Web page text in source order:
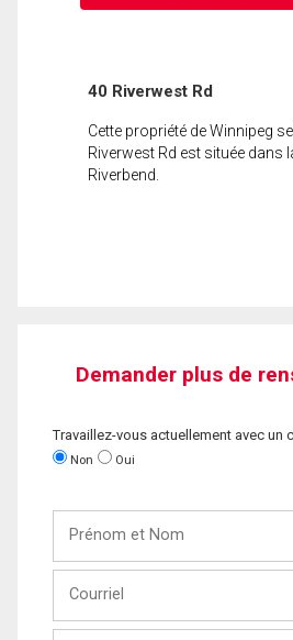
40 Riverwest Rd
Cette propriété de Winnipeg
Riverwest Rd est située dans
Riverbend.
Demander plus de
Travaillez-vous actuellement avec un
Non Oui
Nom